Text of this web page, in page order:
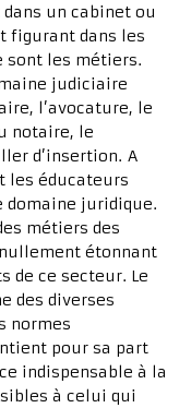
un cabinet ou
figurant dans les
sont les métiers.
judiciaire
l’avocature, le
notaire, le
d’insertion. A
les éducateurs
domaine juridique.
métiers des
étonnant
de ce secteur. Le
des diverses
normes
pour sa part
indispensable à la
à celui qui